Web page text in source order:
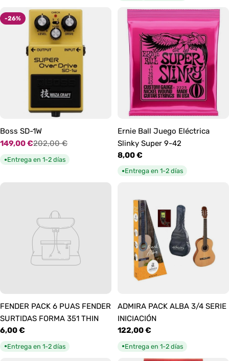
-26%
Boss SD-1W
Precio
de
oferta
149,00 €
Precio
habitual
202,00 €
●Entrega en 1-2 días
Ernie Ball Juego Eléctrica
Slinky Super 9-42
Precio
habitual
8,00 €
●Entrega en 1-2 días
FENDER PACK 6 PUAS FENDER
SURTIDAS FORMA 351 THIN
Precio
habitual
6,00 €
●Entrega en 1-2 días
ADMIRA PACK ALBA 3/4 SERIE
INICIACIÓN
Precio
habitual
122,00 €
●Entrega en 1-2 días